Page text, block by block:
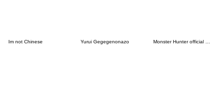
Im not Chinese Yurui Gegegenonazo